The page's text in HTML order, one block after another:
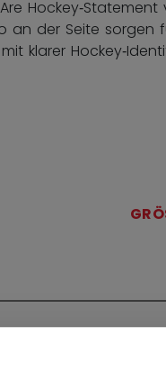
an der Seite sorgen
klarer